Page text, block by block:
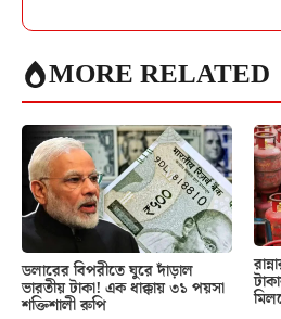
MORE RELATED
ডলারের বিপরীতে ঘুরে দাঁড়াল
ভারতীয় টাকা! এক ধাক্কায় ৩১ পয়সা
শক্তিশালী রুপি